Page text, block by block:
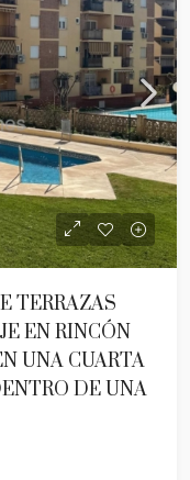
TERRAZAS
EN RINCÓN
UNA CUARTA
DE UNA